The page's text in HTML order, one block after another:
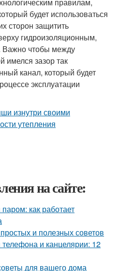
будет использоваться
сторон защитить
гидроизоляционным,
Важно чтобы между
имелся зазор так
канал, который будет
эксплуатации
на сайте:
как работает
и полезных советов
и канцелярии: 12
для вашего дома